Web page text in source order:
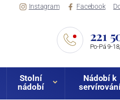
Instagram Facebook
221
Po-Pá 9-
Stolní
nádobí
Nádobí k